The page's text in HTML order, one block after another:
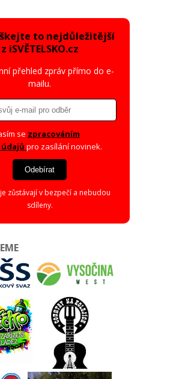
to nejdůležitější
z iSVĚTELSKO.cz
přehled zpráv přímo do e-
mailu.
se zpracováním
pro zasílání novinek.
Odebírat
zůstávají v bezpečí a nebudou
sdíleny.